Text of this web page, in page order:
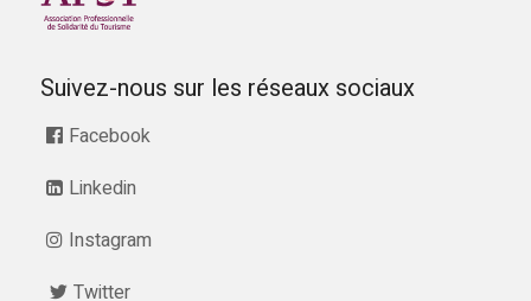
Suivez-nous sur les réseaux sociaux
Facebook
Linkedin
Instagram
Twitter